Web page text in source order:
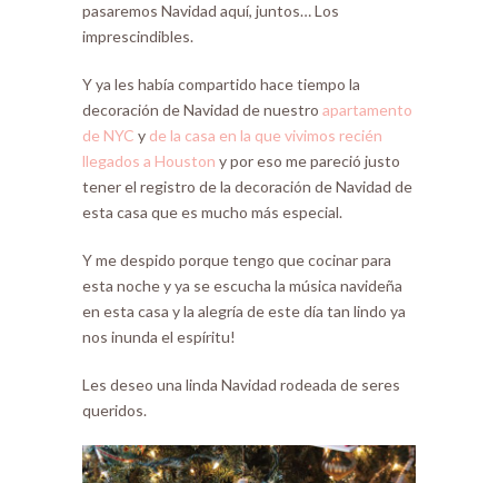
pasaremos Navidad aquí, juntos… Los
imprescindibles.
Y ya les había compartido hace tiempo la
decoración de Navidad de nuestro apartamento
de NYC y de la casa en la que vivimos recién
llegados a Houston y por eso me pareció justo
tener el registro de la decoración de Navidad de
esta casa que es mucho más especial.
Y me despido porque tengo que cocinar para
esta noche y ya se escucha la música navideña
en esta casa y la alegría de este día tan lindo ya
nos inunda el espíritu!
Les deseo una linda Navidad rodeada de seres
queridos.